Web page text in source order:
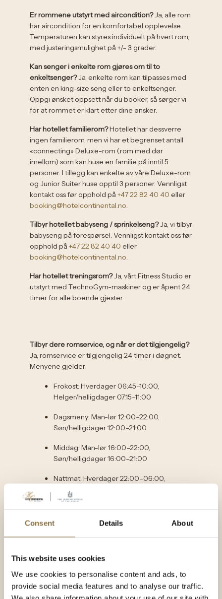
Consent Details About
This website uses cookies
We use cookies to personalise content and ads, to
provide social media features and to analyse our traffic.
Er rommene utstyrt med aircondition?Ja, alle rom
har aircondition for en komfortabel opplevelse.
Temperaturen kan styres individuelt på hvert rom,
med justeringsmulighet på +/- 3 grader.
Kan senger i enkelte rom gjøres om til to
enkeltsenger?​Ja, enkelte rom kan tilpasses med
enten en king-size seng eller to enkeltsenger.
Oppgi ønsket oppsett når du booker, så sørger vi
for at rommet er klart etter dine ønsker.
Har hotellet familierom?Hotellet har dessverre
ingen familierom, men vi har et begrenset antall
«connecting» Deluxe-rom (rom med dør
imellom) som kan huse en familie på inntil 5
personer. I tillegg kan enkelte av våre Deluxe-rom
og Junior Suiter huse opptil 3 personer. Vennligst
kontakt oss før opphold på +47 22 82 40 40 eller
booking@hotelcontinental.no.
Tilbyr hotellet babyseng / sprinkelseng?Ja, vi tilbyr
babyseng på forespørsel. Vennligst kontakt oss før
opphold på +47 22 82 40 40 eller
booking@hotelcontinental.no.
Har hotellet treningsrom?Ja, vårt Fitness Studio er
utstyrt med TechnoGym-maskiner og er åpent 24
timer for alle boende gjester.
Tilbyr dere romservice, og når er det tilgjengelig?
Ja, romservice er tilgjengelig 24 timer i døgnet.
Menyene gjelder:
Frokost: Hverdager 06:45–10:00,
Helger/helligdager 07:15–11:00
Dagsmeny: Man-lør 12:00–22:00,
Søn/helligdager 12:00–21:00
Middag: Man-lør 16:00–22:00,
Søn/helligdager 16:00–21:00
Nattmat: Hverdager 22:00–06:00,
Helg/helligdager 22:00–07:00
50.
Hvordan kan jeg bestille rom?Du kan booke